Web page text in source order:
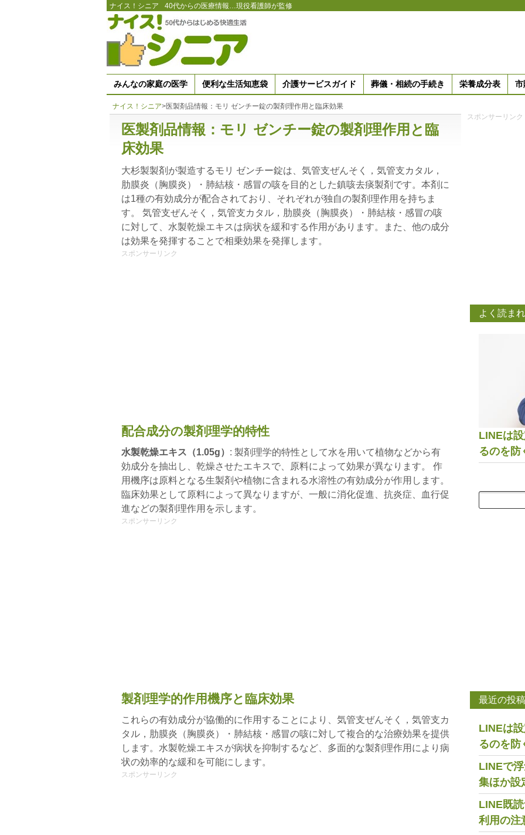
ナイス！シニア 40代からの医療情報…現役看護師が監修
みんなの家庭の医学 便利な生活知恵袋 介護サービスガイド 葬儀・相続の手続き 栄養成分表 市
ナイス！シニア>医製剤品情報：モリ ゼンチー錠の製剤理作用と臨床効果
医製剤品情報：モリ ゼンチー錠の製剤理作用と臨
床効果
大杉製製剤が製造するモリ ゼンチー錠は、気管支ぜんそく，気管支カタル，
肋膜炎（胸膜炎）・肺結核・感冒の咳を目的とした鎮咳去痰製剤です。本剤に
は1種の有効成分が配合されており、それぞれが独自の製剤理作用を持ちま
す。 気管支ぜんそく，気管支カタル，肋膜炎（胸膜炎）・肺結核・感冒の咳
に対して、水製乾燥エキスは病状を緩和する作用があります。また、他の成分
は効果を発揮することで相乗効果を発揮します。
スポンサーリンク
配合成分の製剤理学的特性
水製乾燥エキス（1.05g） : 製剤理学的特性として水を用いて植物などから有
効成分を抽出し、乾燥させたエキスで、原料によって効果が異なります。 作
用機序は原料となる生製剤や植物に含まれる水溶性の有効成分が作用します。
臨床効果として原料によって異なりますが、一般に消化促進、抗炎症、血行促
進などの製剤理作用を示します。
スポンサーリンク
製剤理学的作用機序と臨床効果
これらの有効成分が協働的に作用することにより、気管支ぜんそく，気管支カ
タル，肋膜炎（胸膜炎）・肺結核・感冒の咳に対して複合的な治療効果を提供
します。水製乾燥エキスが病状を抑制するなど、多面的な製剤理作用により病
状の効率的な緩和を可能にします。
スポンサーリンク
スポンサーリンク
よく読ま
LINEは
るのを防
最近の投稿
LINEは
るのを防
LINEで
集ほか設
LINE既
利用の注